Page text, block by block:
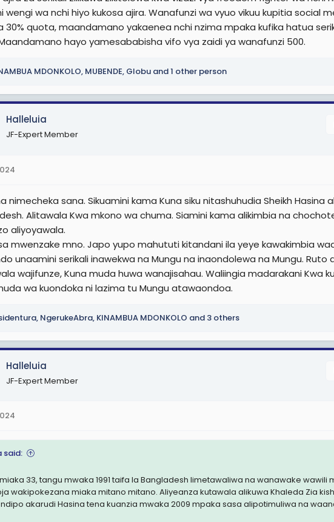
wengi wa nchi hiyo kukosa ajira. Wanafunzi wa vyuo vikuu kupitia social
30% quota, maandamano yakaenea nchi nzima mpaka kufika hatua
hayo yamesababisha vifo vya zaidi ya wanafunzi 500.
MDONKOLO, MUBENDE, Globu and 1 other person
Halleluia
JF-Expert Member
nimecheka sana. Sikuamini kama Kuna siku nitashuhudia Sheikh Hasina
Alitawala Kwa mkono wa chuma. Siamini kama alikimbia na
aliyoyawala.
mwenzake mno. Japo yupo mahututi kitandani ila yeye kawakimbia
unaamini serikali inawekwa na Mungu na inaondolewa na Mungu. Ruto
wajifunze, Kuna muda huwa wanajisahau. Waliingia madarakani Kwa
wa kuondoka ni lazima tu Mungu atawaondoa.
, NgerukeAbra, KINAMBUA MDONKOLO and 3 others
Halleluia
JF-Expert Member
said:
33, tangu mwaka 1991 taifa la Bangladesh limetawaliwa na wanawake wawili
wakipokezana miaka mitano mitano. Aliyeanza kutawala alikuwa Khaleda Zia
akarudi Hasina tena kuanzia mwaka 2009 mpaka sasa alipotimuliwa na